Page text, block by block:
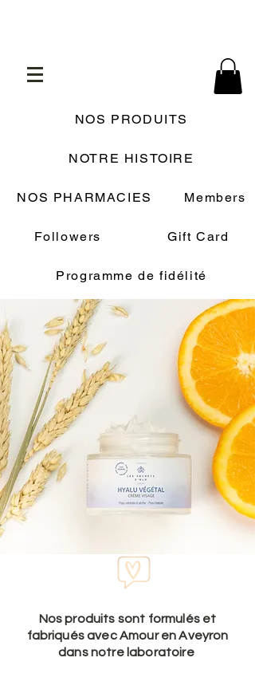
NOS PRODUITS
NOTRE HISTOIRE
NOS PHARMACIES Members
Followers Gift Card
Programme de fidélité
Nos produits sont formulés et
fabriqués avec Amour en Aveyron
dans notre laboratoire